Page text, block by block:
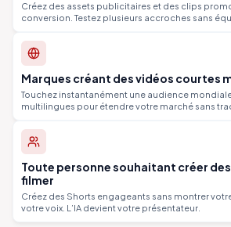
Créez des assets publicitaires et des clips
conversion. Testez plusieurs accroches sans
Marques créant des vidéos courtes
Touchez instantanément une audience
multilingues pour étendre votre marché sans
Toute personne souhaitant créer
filmer
Créez des Shorts engageants sans montrer
votre voix. L’IA devient votre présentateur.